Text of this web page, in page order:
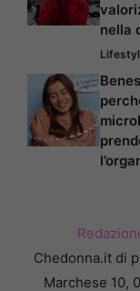
nella
Chedonna.it di
Marchese 10,